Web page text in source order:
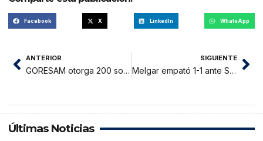
Facebook X LinkedIn WhatsApp
ANTERIOR
GORESAM otorga 200 soles a trabajadores, y sector público levanta huelga
SIGUIENTE
Melgar empató 1-1 ante Sporting Cristal en primera final de Playoffs
Últimas Noticias